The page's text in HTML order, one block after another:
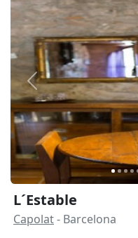
Anterior
L´Estable
Capolat- Barcelona